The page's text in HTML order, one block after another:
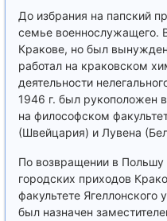
До избрания на папский
семье военнослужащего.
Кракове, но был
работал на краковском
деятельности
1946 г. был рукоположен
на философском
(Швейцария) и Лувена
По возвращении в Польшу
городских приходов
факультете
был назначен